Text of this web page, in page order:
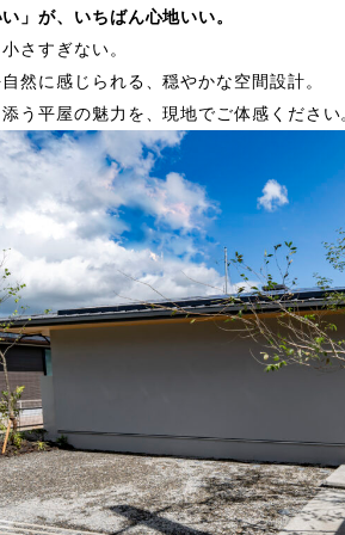
い」が、いちばん心地いい。
さすぎない。
然に感じられる、穏やかな空間設計。
う平屋の魅力を、現地でご体感ください